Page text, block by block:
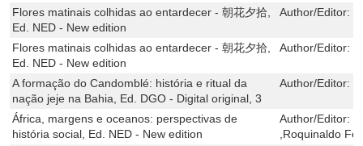
Flores matinais colhidas ao entardecer - 朝花夕拾,
Ed. NED - New edition
Author/Editor:
Flores matinais colhidas ao entardecer - 朝花夕拾,
Ed. NED - New edition
Author/Editor:
A formação do Candomblé: história e ritual da
nação jeje na Bahia, Ed. DGO - Digital original, 3
Author/Editor:
África, margens e oceanos: perspectivas de
história social, Ed. NED - New edition
Author/Editor:
,Roquinaldo